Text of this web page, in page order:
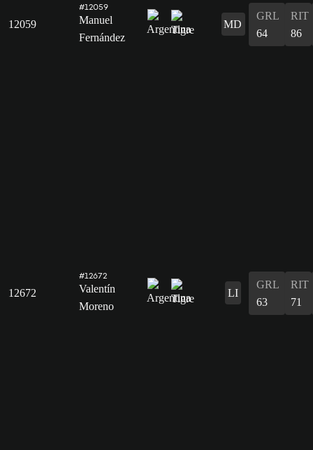
12059
#12059
Manuel
Fernández
MD
GRL
64
RIT
86
12672
#12672
Valentín
Moreno
LI
GRL
63
RIT
71